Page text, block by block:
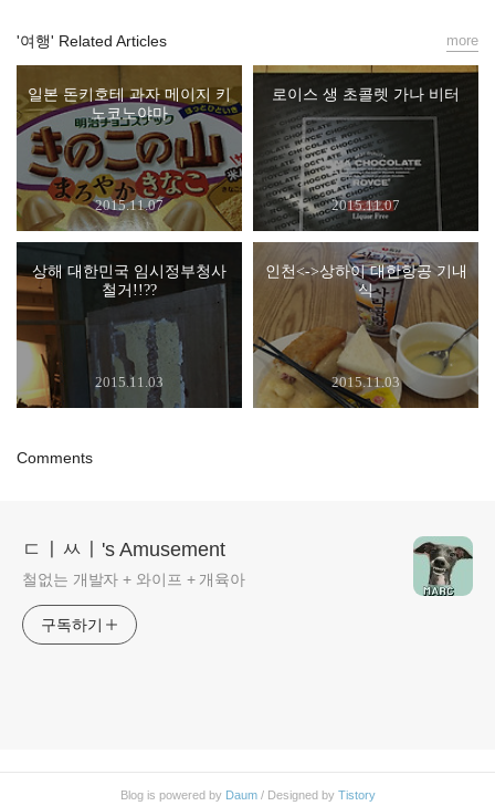
'여행' Related Articles
일본 돈키호테 과자 메이지 키
노코노야마
2015.11.07
로이스 생 초콜렛 가나 비터
2015.11.07
상해 대한민국 임시정부청사
철거!!??
2015.11.03
인천<->상하이 대한항공 기내
식
2015.11.03
more
Comments
ㄷㅣㅆㅣ's Amusement
철없는 개발자 + 와이프 + 개육아
구독하기
Blog is powered by Daum/ Designed by Tistory